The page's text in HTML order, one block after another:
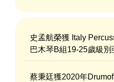
史孟航榮獲 Italy
巴木琴B組19-25歲級別
蔡秉廷獲2020年